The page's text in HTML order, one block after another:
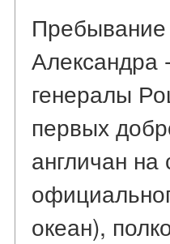
Александра
генералы
первых
англичан
океан),